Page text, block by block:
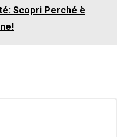
Scopri Perché è